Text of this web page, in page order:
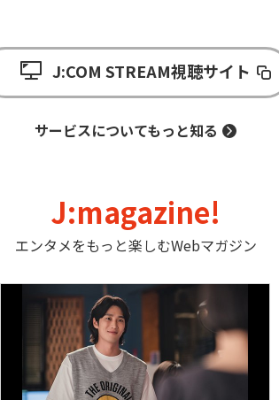
J:COM STREAM視聴サイト
サービスについてもっと知る
J:magazine!
エンタメをもっと楽しむWebマガジン